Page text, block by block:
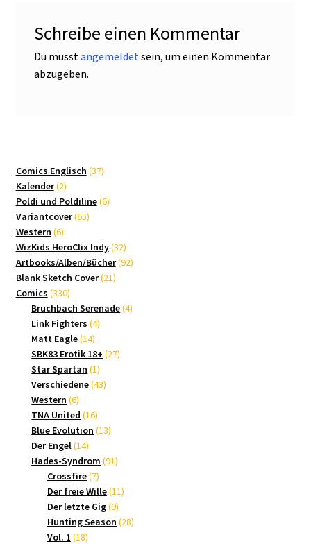
Schreibe einen Kommentar
Du musst angemeldet sein, um einen Kommentar
abzugeben.
Comics Englisch 3737
Kalender 22
Produkte
Poldi und Poldiline 66
Variantcover 6565
Western 66
Produkte
WizKids HeroClix Indy 3232
Produkte
Artbooks/Alben/Bücher 9292
Blank Sketch Cover 2121
Comics 330330
Produkte
Bruchbach Serenade 44
Link Fighters 44
Matt Eagle 1414
Produkte
SBK83 Erotik 18+ 2727
Star Spartan 11
Produkt
Verschiedene 4343
Western 66
Produkte
TNA United 1616
Produkte
Blue Evolution 1313
Der Engel 1414
Produkte
Hades-Syndrom 9191
Crossfire 77
Produkte
Der freie Wille 1111
Der letzte Gig 99
Produkte
Hunting Season 2828
Vol. 1 1818